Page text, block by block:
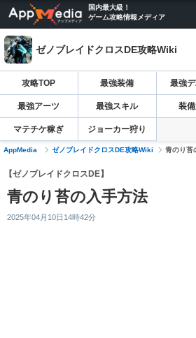
国内最大級！
ゲーム攻略情報メディア
ゼノブレイドクロスDE攻略Wiki
攻略TOP 最強装備 最強
最強アーツ 最強スキル 装
マテチケ稼ぎ ジョーカー狩り
AppMedia ゼノブレイドクロスDE攻略Wiki 青のり苔
【ゼノブレイドクロスDE】
青のり苔の入手方法
2025年04月10日14時42分